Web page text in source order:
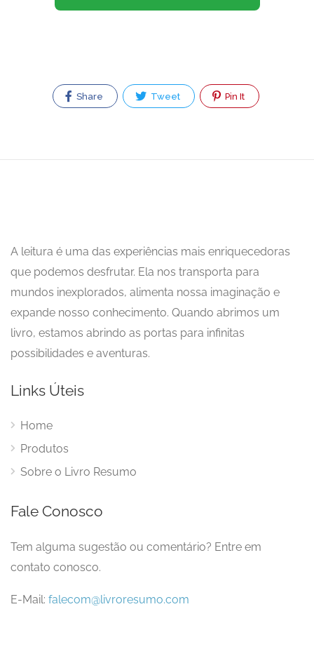
Share Tweet Pin It
A leitura é uma das experiências mais enriquecedoras
que podemos desfrutar. Ela nos transporta para
mundos inexplorados, alimenta nossa imaginação e
expande nosso conhecimento. Quando abrimos um
livro, estamos abrindo as portas para infinitas
possibilidades e aventuras.
Links Úteis
Home
Produtos
Sobre o Livro Resumo
Fale Conosco
Tem alguma sugestão ou comentário? Entre em
contato conosco.
E-Mail: falecom@livroresumo.com